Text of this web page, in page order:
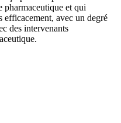
et qui
efficacement, avec un degré
des intervenants